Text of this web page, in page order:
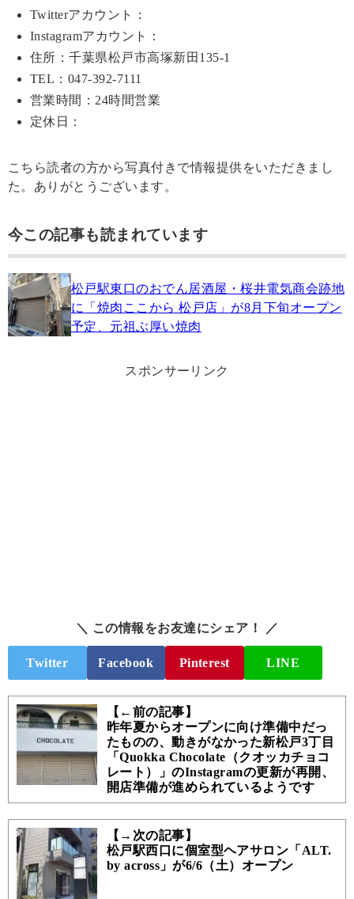
Twitterアカウント：
Instagramアカウント：
住所：千葉県松戸市高塚新田135-1
TEL：047-392-7111
営業時間：24時間営業
定休日：
こちら読者の方から写真付きで情報提供をいただきまし
た。ありがとうございます。
今この記事も読まれています
松戸駅東口のおでん居酒屋・桜井電気商会跡地
に「焼肉ここから 松戸店」が8月下旬オープン
予定、元祖ぶ厚い焼肉
スポンサーリンク
＼ この情報をお友達にシェア！ ／
Twitter Facebook Pinterest LINE
【←前の記事】
昨年夏からオープンに向け準備中だっ
たものの、動きがなかった新松戸3丁目
「Quokka Chocolate（クオッカチョコ
レート）」のInstagramの更新が再開、
開店準備が進められているようです
【→次の記事】
松戸駅西口に個室型ヘアサロン「ALT.
by across」が6/6（土）オープン